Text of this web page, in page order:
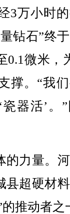
3万小时
钻石”终
0.1微米，
撑。“我
器活’。
力量。
县超硬材
推动者之